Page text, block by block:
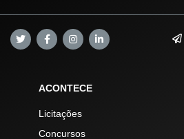
ACONTECE
Licitações
Concursos